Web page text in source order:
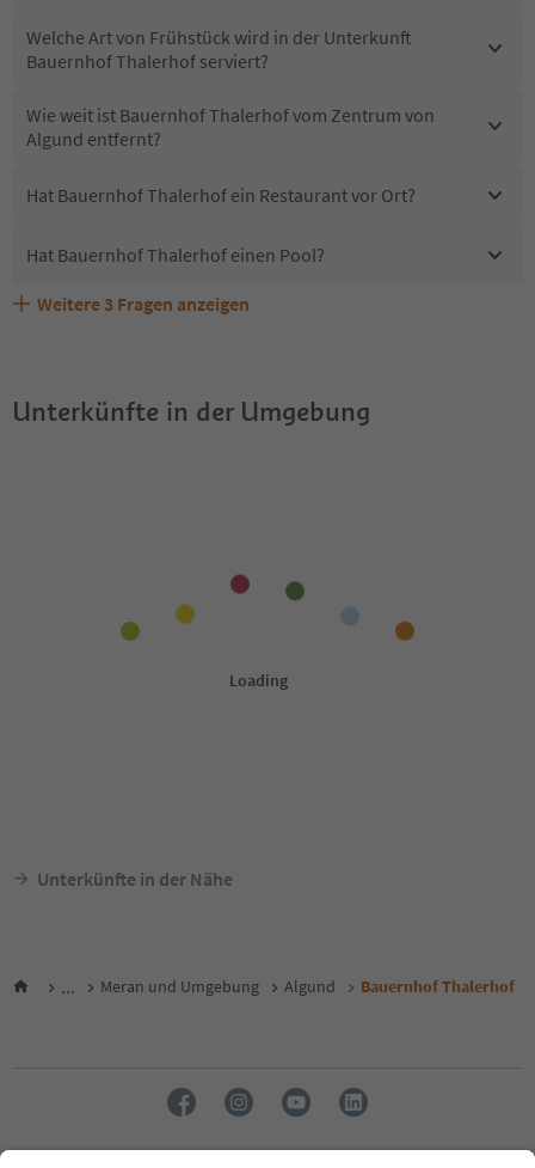
Welche Art von Frühstück wird in der Unterkunft
Bauernhof Thalerhof serviert?
Wie weit ist Bauernhof Thalerhof vom Zentrum von
Algund entfernt?
Hat Bauernhof Thalerhof ein Restaurant vor Ort?
Hat Bauernhof Thalerhof einen Pool?
Sind Haustiere in der Unterkunft Bauernhof Thalerhof
Welche Services bietet Bauernhof Thalerhof?
Erhalten die Gäste von Bauernhof Thalerhof einen
Weitere 3 Fragen anzeigen
Unterkünfte in der Umgebung
Unterkünfte in der Nähe
... Meran und Umgebung Algund Bauernhof Thalerhof